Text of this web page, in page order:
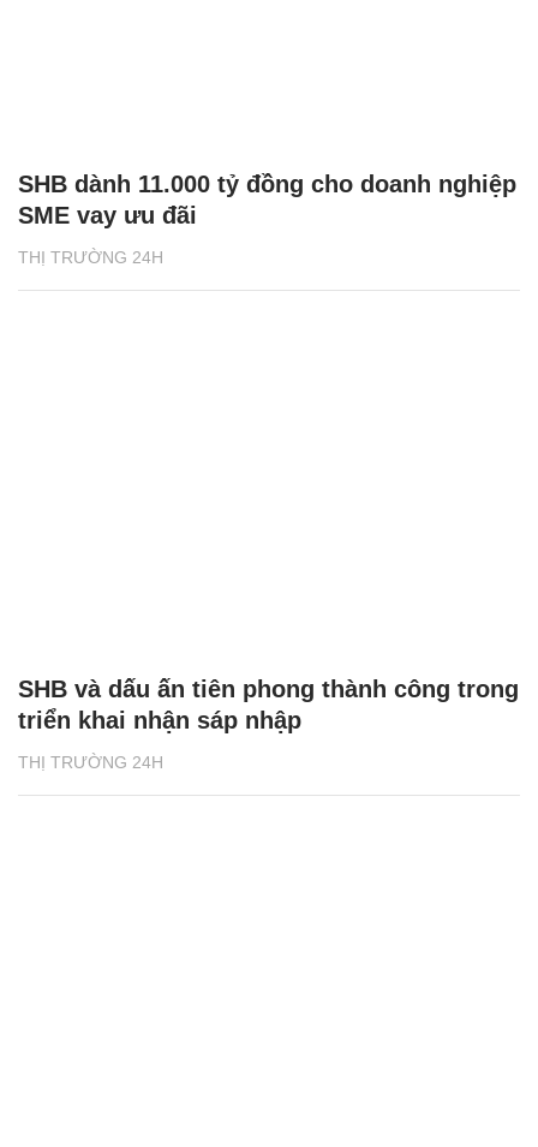
THỊ TRƯỜNG 24H
SHB dành 11.000 tỷ đồng cho doanh nghiệp
SME vay ưu đãi
THỊ TRƯỜNG 24H
SHB và dấu ấn tiên phong thành công trong
triển khai nhận sáp nhập